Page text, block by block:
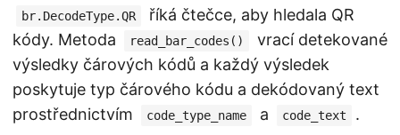
br.DecodeType.QR
říká čtečce, aby hledala QR
kódy. Metoda
read_bar_codes()
vrací detekované
výsledky čárových kódů a každý výsledek
poskytuje typ čárového kódu a dekódovaný text
prostřednictvím
code_type_name a code_text .